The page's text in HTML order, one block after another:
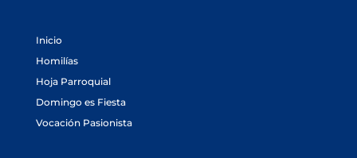
Inicio
Homilías
Hoja Parroquial
Domingo es Fiesta
Vocación Pasionista